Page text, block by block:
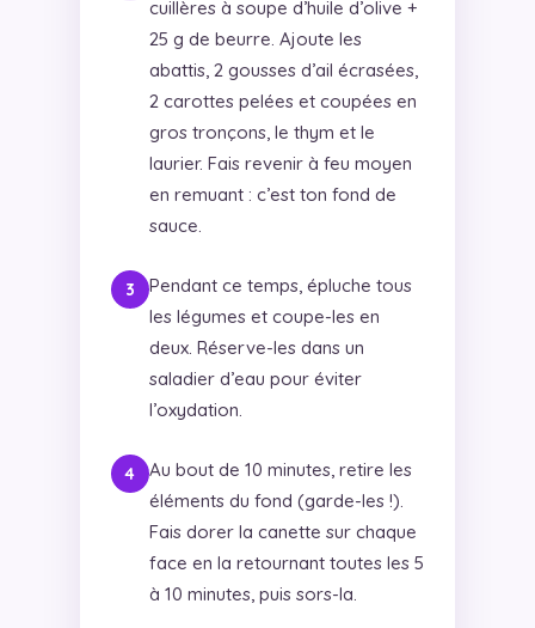
cuillères à soupe d’huile d’olive +
25 g de beurre. Ajoute les
abattis, 2 gousses d’ail écrasées,
2 carottes pelées et coupées en
gros tronçons, le thym et le
laurier. Fais revenir à feu moyen
en remuant : c’est ton fond de
sauce.
Pendant ce temps, épluche tous
les légumes et coupe-les en
deux. Réserve-les dans un
saladier d’eau pour éviter
l’oxydation.
Au bout de 10 minutes, retire les
éléments du fond (garde-les !).
Fais dorer la canette sur chaque
face en la retournant toutes les 5
à 10 minutes, puis sors-la.